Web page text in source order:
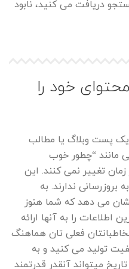
دریافت می کنید، نابود
خود را
پست وبلاگ یا مطالب
مانند “چطور خوب
زمان تغییر نمی کنند. این
ندارند. به
می دهد که شما هنوز
اطلاعات را به آنها ارائه
فعلی تان هماهنگ
تولید می کنید و به
میتواند آنقدر قدرتمند